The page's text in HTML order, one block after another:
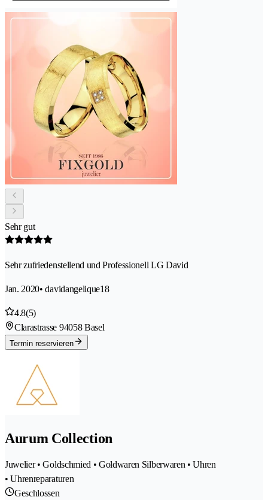
Sehr gut
Sehr zufriedenstellend und Professionell LG David
Jan. 2020• davidangelique18
4.8(5)
Clarastrasse 94058 Basel
Termin reservieren
Aurum Collection
Juwelier • Goldschmied • Goldwaren Silberwaren • Uhren
• Uhrenreparaturen
Geschlossen